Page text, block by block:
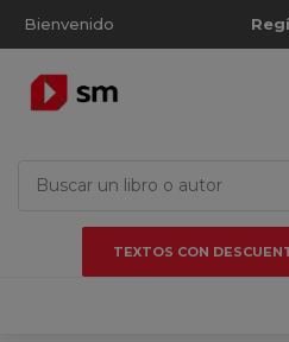
Bienvenido
TEXTOS CON